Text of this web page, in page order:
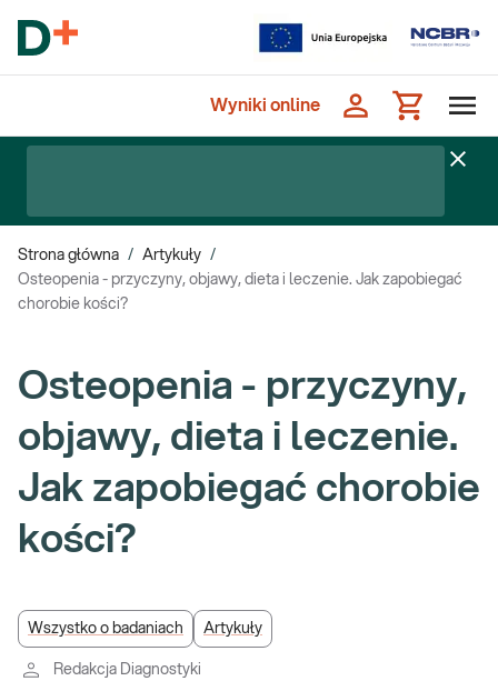
Wyniki online
Strona główna / Artykuły /
Osteopenia - przyczyny, objawy, dieta i leczenie. Jak zapobiegać
chorobie kości?
Osteopenia - przyczyny,
objawy, dieta i leczenie.
Jak zapobiegać chorobie
kości?
Wszystko o badaniach Artykuły
Redakcja Diagnostyki